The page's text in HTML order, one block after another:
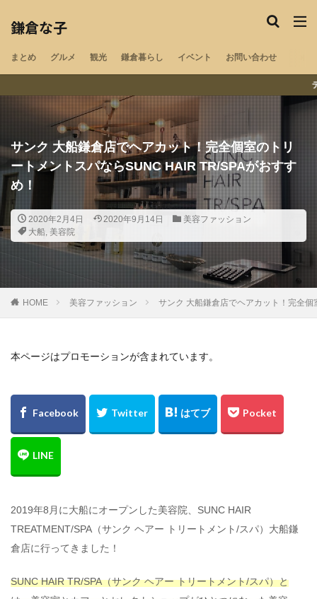
鎌倉な子
まとめ グルメ 観光 鎌倉暮らし イベント お問い合わせ
テイクアウト・配達ができる鎌
サンク 大船鎌倉店でヘアカット！完全個室のトリ
ートメントスパならSUNC HAIR TR/SPAがおすす
め！
2020年2月4日 2020年9月14日
美容ファッション
大船, 美容院
HOME 美容ファッション サンク 大船鎌倉店でヘアカット！完全
本ページはプロモーションが含まれています。
2019年8月に大船にオープンした美容院、SUNC HAIR
TREATMENT/SPA（サンク ヘアー トリートメント/スパ）大船鎌
倉店に行ってきました！
SUNC HAIR TR/SPA（サンク ヘアー トリートメント/スパ）と
ペット可 湘南エリア 湘南深沢 浄明寺
鎌倉山 御成町 閉店 材木座 若宮大路
大船 北鎌倉 鎌倉 小町通り 腰越
稲村ヶ崎 長谷 江ノ島 由比ヶ浜 和田塚
子供 夫婦 デリバリー テイクアウト
新型コロナウイルス 卵焼き 開店 冬 秋
夏
祭 寺社 寺院 喫茶店 古民家
指輪工房 紅葉 ラーメン 洋食 映画館
美容院 中華料理 ランチ
猫カフェ フリーWiFi 電源コンセント 求人
検索